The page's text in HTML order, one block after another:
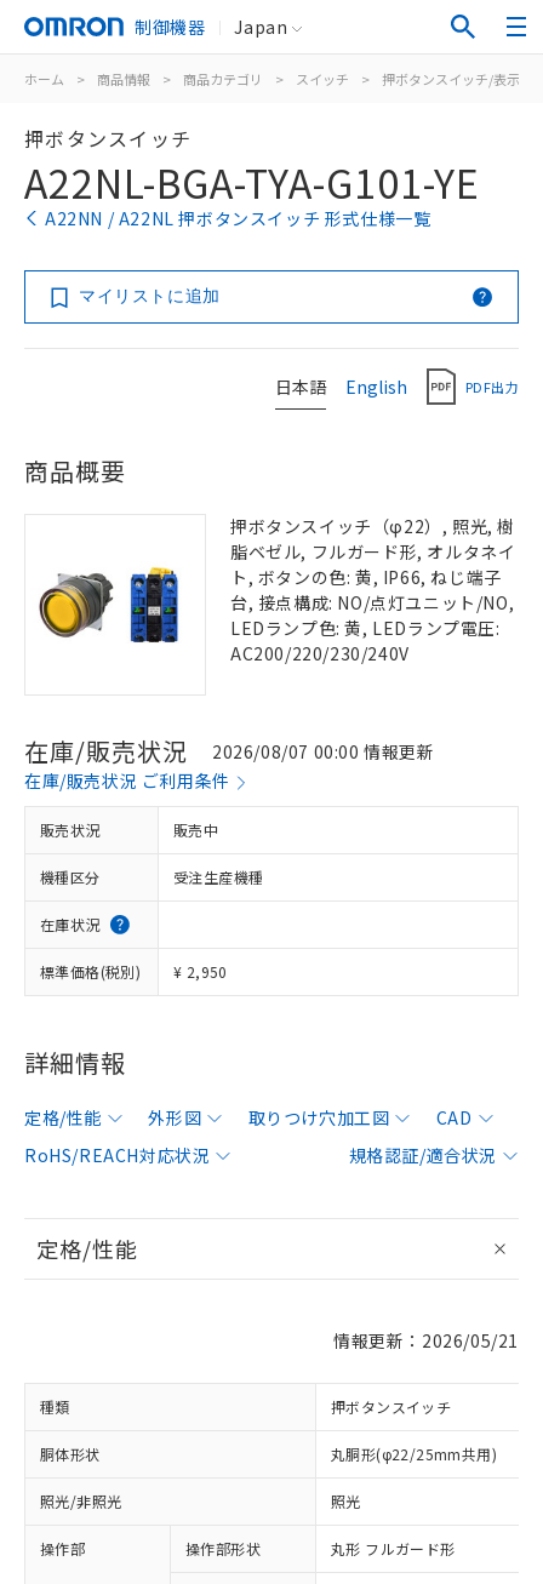
制御機器 Japan
ホーム > 商品情報 > 商品カテゴリ > スイッチ > 押ボタンスイッチ/表示灯
押ボタンスイッチ
A22NL-BGA-TYA-G101-YE
A22NN / A22NL 押ボタンスイッチ 形式仕様一覧
マイリストに追加
日本語 English PDF出力
商品概要
押ボタンスイッチ（φ22）, 照光, 樹
脂ベゼル, フルガード形, オルタネイ
ト, ボタンの色: 黄, IP66, ねじ端子
台, 接点構成: NO/点灯ユニット/NO,
LEDランプ色: 黄, LEDランプ電圧:
AC200/220/230/240V
在庫/販売状況
2026/08/07 00:00 情報更新
在庫/販売状況 ご利用条件
販売状況 販売中
機種区分 受注生産機種
在庫状況
標準価格(税別) ¥ 2,950
詳細情報
定格/性能 外形図 取りつけ穴加工図
CAD
RoHS/REACH対応状況
規格認証/適合状況
定格/性能
情報更新：2026/05/21
種類 押ボタンスイッチ
胴体形状 丸胴形(φ22/25mm共用)
照光/非照光 照光
操作部 操作部形状 丸形 フルガード形